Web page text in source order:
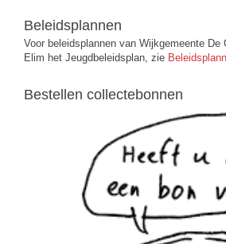
Beleidsplannen
Voor beleidsplannen van Wijkgemeente De
Elim het Jeugdbeleidsplan, zie
Bestellen collectebonnen